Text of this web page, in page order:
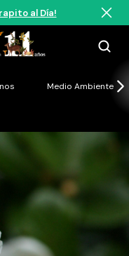
al Día!
Medio Ambiente